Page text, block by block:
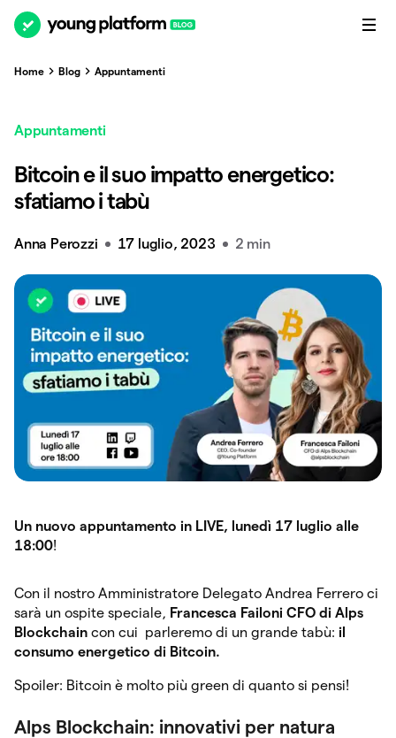
Home Blog Appuntamenti
Appuntamenti
Bitcoin e il suo impatto energetico:
sfatiamo i tabù
Anna Perozzi 17 luglio, 2023 2 min
Un nuovo appuntamento in LIVE, lunedì 17 luglio alle
18:00!
Con il nostro Amministratore Delegato Andrea Ferrero ci
sarà un ospite speciale, Francesca Failoni CFO di Alps
Blockchain con cui parleremo di un grande tabù: il
consumo energetico di Bitcoin.
Spoiler: Bitcoin è molto più green di quanto si pensi!
Alps Blockchain: innovativi per natura